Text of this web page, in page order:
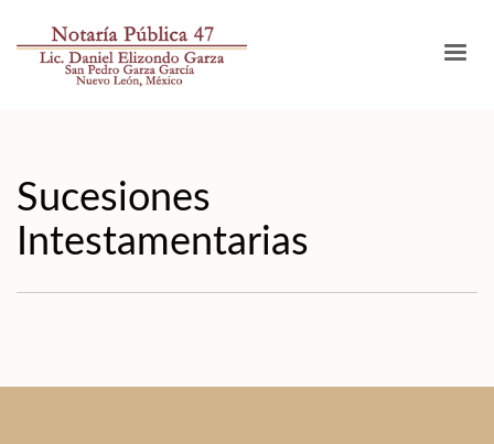
Sucesiones
Intestamentarias